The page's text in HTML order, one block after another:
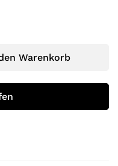
Warenkorb